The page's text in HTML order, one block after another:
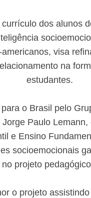
dos alunos
visa
na
estudantes.
o Brasil pelo
Paulo Lemann,
e Ensino
socioemocionais
projeto
o projeto